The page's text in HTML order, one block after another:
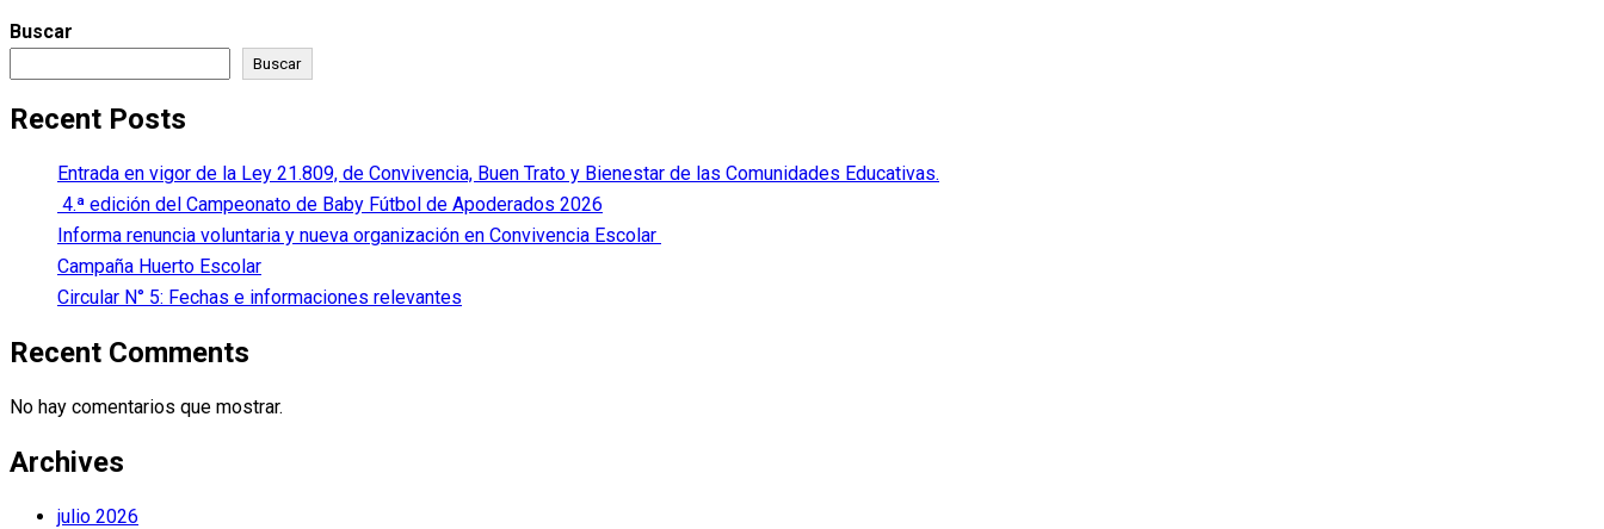
Buscar
Buscar
Recent Posts
Entrada en vigor de la Ley 21.809, de Convivencia, Buen Trato y Bienestar de las Comunidades Educativas.
4.ª edición del Campeonato de Baby Fútbol de Apoderados 2026
Informa renuncia voluntaria y nueva organización en Convivencia Escolar
Campaña Huerto Escolar
Circular N° 5: Fechas e informaciones relevantes
Recent Comments
No hay comentarios que mostrar.
Archives
julio 2026